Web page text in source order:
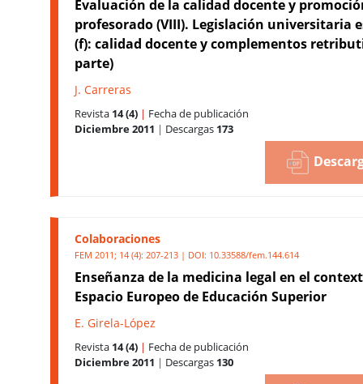
Evaluación de la calidad docente y
profesorado (VIII). Legislación universitaria
(f): calidad docente y complementos
parte)
J. Carreras
Revista 14 (4) | Fecha de publicación
Diciembre 2011 | Descargas 173
Colaboraciones
FEM 2011; 14 (4): 207-213 | DOI: 10.33588/fem.144.614
Enseñanza de la medicina legal en el
Espacio Europeo de Educación Superior
E. Girela-López
Revista 14 (4) | Fecha de publicación
Diciembre 2011 | Descargas 130